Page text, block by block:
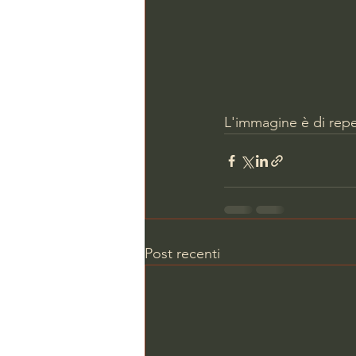
L'immagine è di
Post recenti